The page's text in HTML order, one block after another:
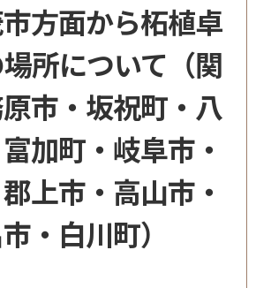
方面から柘植卓
所について（関
市・坂祝町・八
加町・岐阜市・
上市・高山市・
・白川町）